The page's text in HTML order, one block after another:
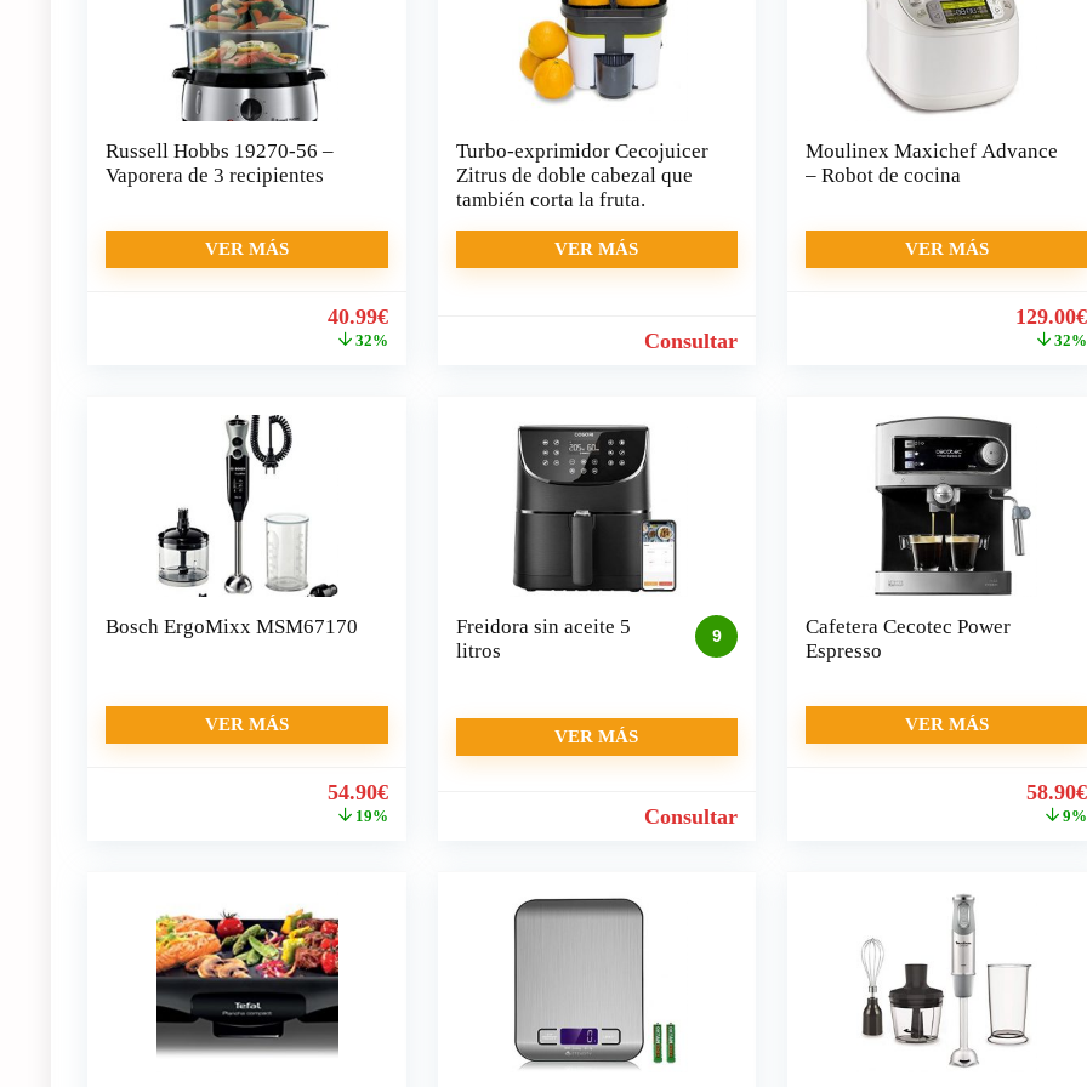
Russell Hobbs 19270-56 –
Vaporera de 3 recipientes
VER MÁS
El
precio
40.99€El
precio
32%
Turbo-exprimidor Cecojuicer
Zitrus de doble cabezal que
también corta la fruta.
VER MÁS
Consultar
Moulinex Maxichef Advance
– Robot de cocina
VER MÁS
El
precio
129.00€
32%
Bosch ErgoMixx MSM67170
VER MÁS
El
precio
54.90€El
precio
19%
9
Freidora sin aceite 5
litros
VER MÁS
Consultar
Cafetera Cecotec Power
Espresso
VER MÁS
El
precio
58.90€
9%